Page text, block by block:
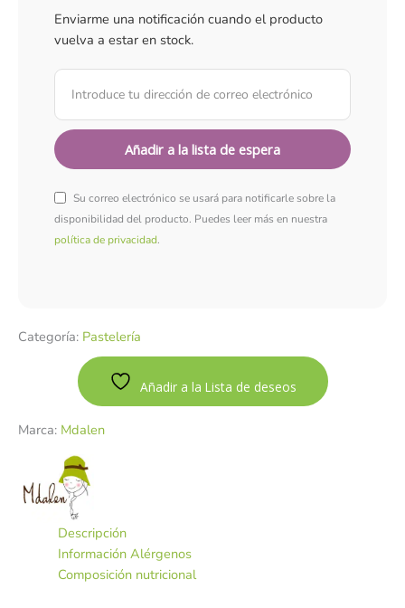
Enviarme una notificación cuando el producto
vuelva a estar en stock.
Su correo electrónico se usará para notificarle sobre la
disponibilidad del producto. Puedes leer más en nuestra
política de privacidad.
Categoría: Pastelería
Añadir a la Lista de deseos
Marca: Mdalen
Descripción
Información Alérgenos
Composición nutricional